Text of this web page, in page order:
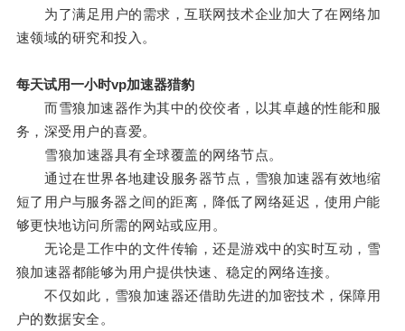
为了满足用户的需求，互联网技术企业加大了在网络加
速领域的研究和投入。
每天试用一小时vp加速器猎豹
而雪狼加速器作为其中的佼佼者，以其卓越的性能和服
务，深受用户的喜爱。
雪狼加速器具有全球覆盖的网络节点。
通过在世界各地建设服务器节点，雪狼加速器有效地缩
短了用户与服务器之间的距离，降低了网络延迟，使用户能
够更快地访问所需的网站或应用。
无论是工作中的文件传输，还是游戏中的实时互动，雪
狼加速器都能够为用户提供快速、稳定的网络连接。
不仅如此，雪狼加速器还借助先进的加密技术，保障用
户的数据安全。